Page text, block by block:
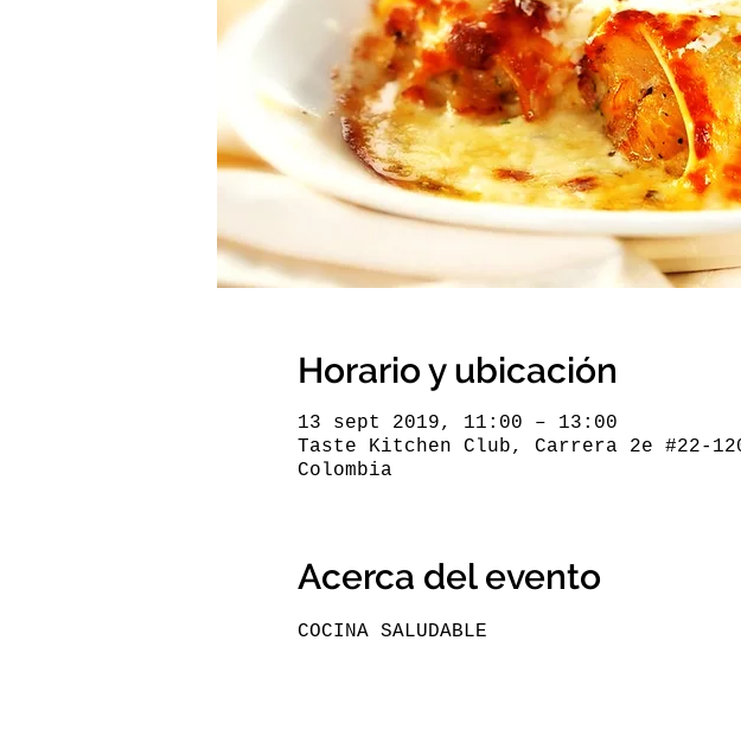
Horario y ubicación
13 sept 2019, 11:00 – 13:00
Taste Kitchen Club, Carrera 2e #22-
Colombia
Acerca del evento
COCINA SALUDABLE